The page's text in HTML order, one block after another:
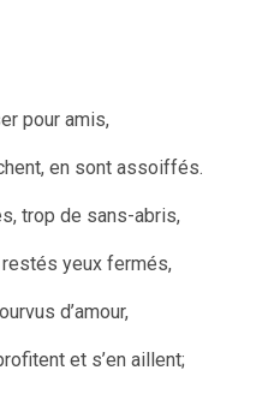
pour amis,
en sont assoiffés.
trop de sans-abris,
yeux fermés,
d’amour,
et s’en aillent;